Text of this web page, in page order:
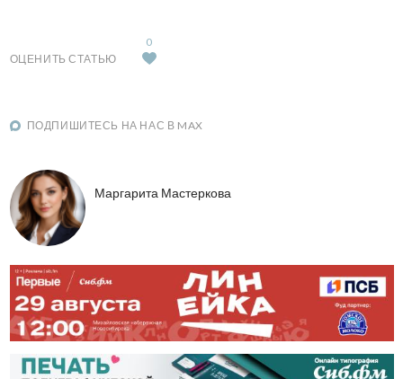
ОЦЕНИТЬ СТАТЬЮ
0
ПОДПИШИТЕСЬ НА НАС В MAX
Маргарита Мастеркова